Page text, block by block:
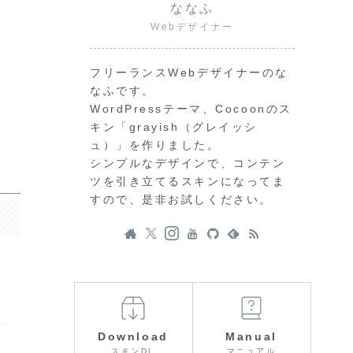
ななふ
Webデザイナー
フリーランスWebデザイナーのな
なふです。
WordPressテーマ、Cocoonのス
キン「grayish（グレイッシ
ュ）」を作りました。
シンプルなデザインで、コンテン
ツを引き立てるスキンになってま
すので、是非お試しください。
Download
スキンDL
Manual
マニュアル